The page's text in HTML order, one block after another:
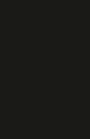
que teve